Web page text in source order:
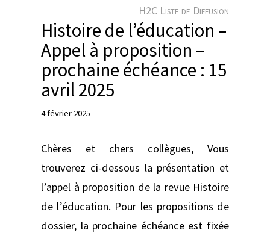
r
H2C Liste de Diffusion
Histoire de l’éducation –
Appel à proposition –
prochaine échéance : 15
avril 2025
4 février 2025
Chères et chers collègues, Vous
trouverez ci-dessous la présentation et
l’appel à proposition de la revue Histoire
de l’éducation. Pour les propositions de
dossier, la prochaine échéance est fixée